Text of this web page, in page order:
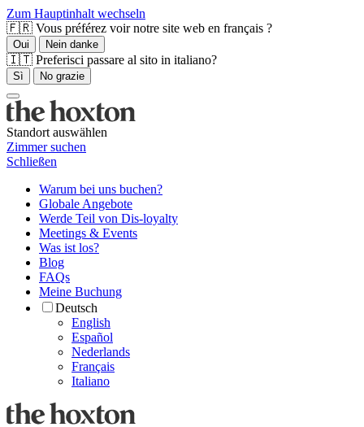
Zum Hauptinhalt wechseln
🇫🇷 Vous préférez voir notre site web en français ?
Oui Nein danke
🇮🇹 Preferisci passare al sito in italiano?
Sì No grazie
Standort auswählen
Zimmer suchen
Schließen
Warum bei uns buchen?
Globale Angebote
Werde Teil von Dis-loyalty
Meetings & Events
Was ist los?
Blog
FAQs
Meine Buchung
Deutsch
English
Español
Nederlands
Français
Italiano